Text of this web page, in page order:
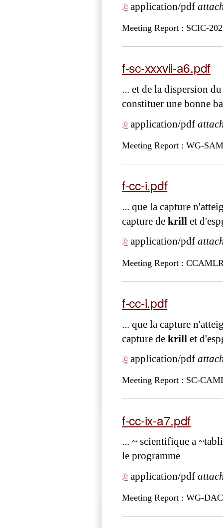
application/pdf
Meeting Report : SCIC-
f-sc-xxxvii-a6.pdf
... et de la dispersion
constituer une bonne
application/pdf
Meeting Report : WG-
f-cc-i.pdf
... que la capture
capture de krill et
application/pdf
Meeting Report :
f-cc-i.pdf
... que la capture
capture de krill et
application/pdf
Meeting Report : SC-
f-cc-ix-a7.pdf
... ~ scientifique a
le programme
application/pdf
Meeting Report : WG-